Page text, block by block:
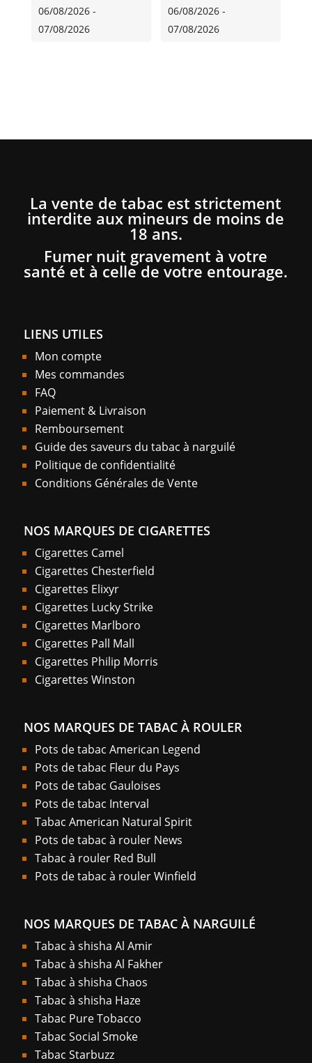
06/08/2026 -
07/08/2026
06/08/2026 -
07/08/2026
La vente de tabac est strictement
interdite aux mineurs de moins de
18 ans.
Fumer nuit gravement à votre
santé et à celle de votre entourage.
LIENS UTILES
Mon compte
Mes commandes
FAQ
Paiement & Livraison
Remboursement
Guide des saveurs du tabac à narguilé
Politique de confidentialité
Conditions Générales de Vente
NOS MARQUES DE CIGARETTES
Cigarettes Camel
Cigarettes Chesterfield
Cigarettes Elixyr
Cigarettes Lucky Strike
Cigarettes Marlboro
Cigarettes Pall Mall
Cigarettes Philip Morris
Cigarettes Winston
NOS MARQUES DE TABAC À ROULER
Pots de tabac American Legend
Pots de tabac Fleur du Pays
Pots de tabac Gauloises
Pots de tabac Interval
Tabac American Natural Spirit
Pots de tabac à rouler News
Tabac à rouler Red Bull
Pots de tabac à rouler Winfield
NOS MARQUES DE TABAC À NARGUILÉ
Tabac à shisha Al Amir
Tabac à shisha Al Fakher
Tabac à shisha Chaos
Tabac à shisha Haze
Tabac Pure Tobacco
Tabac Social Smoke
Tabac Starbuzz